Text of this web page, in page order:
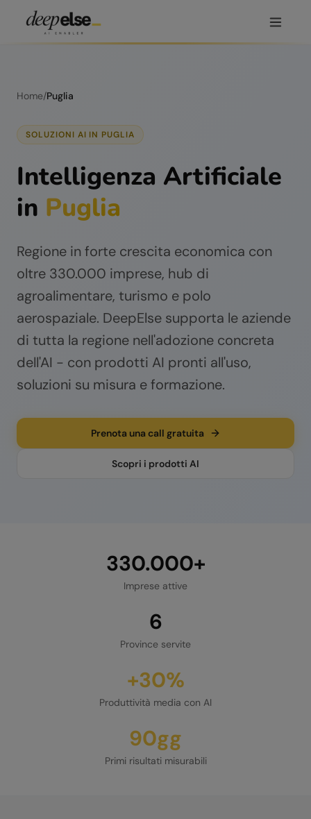
Home/Puglia
SOLUZIONI AI IN PUGLIA
Intelligenza Artificiale
in Puglia
Regione in forte crescita economica con
oltre 330.000 imprese, hub di
agroalimentare, turismo e polo
aerospaziale. DeepElse supporta le aziende
di tutta la regione nell'adozione concreta
dell'AI - con prodotti AI pronti all'uso,
soluzioni su misura e formazione.
Prenota una call gratuita
Scopri i prodotti AI
330.000+
Imprese attive
6
Province servite
+30%
Produttività media con AI
90gg
Primi risultati misurabili